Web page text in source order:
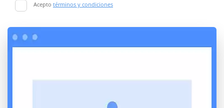
Acepto términos y condiciones